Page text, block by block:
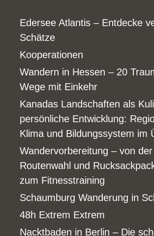
Edersee Atlantis – Entdecke
Schätze
Kooperationen
Wandern in Hessen – 20
Wege mit Einkehr
Kanadas Landschaften als
persönliche Entwicklung:
Klima und Bildungssystem im
Wandervorbereitung – von der
Routenwahl und
zum Fitnesstraining
Schaumburg Wanderung in
48h Extrem Extrem
Nacktbaden in Berlin – Die